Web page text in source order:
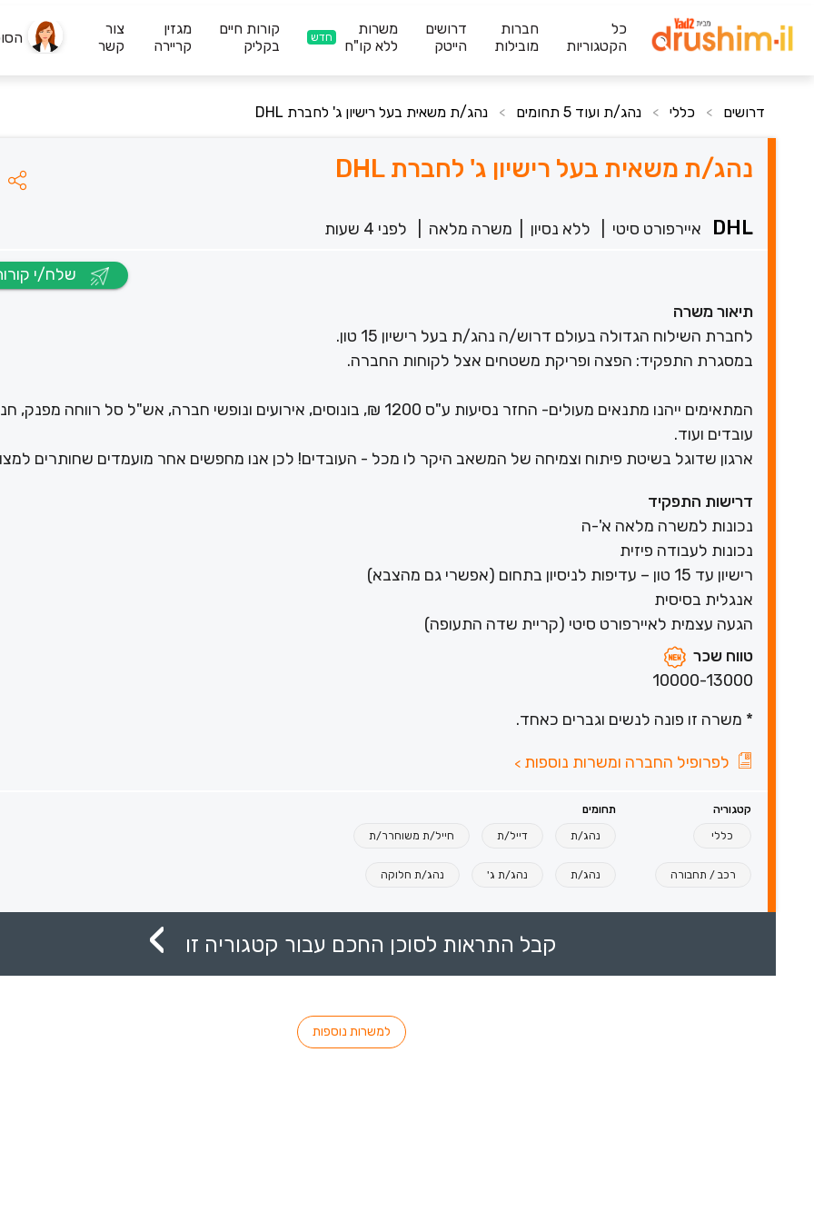
כל
הקטגוריות
חברות
מובילות
דרושים
הייטק
משרות
ללא קו"ח
חדש
קורות חיים
בקליק
מגזין
קריירה
צור
קשר
דרושים > כללי > נהג/ת ועוד 5 תחומים > נהג/ת משאית בעל רישיון ג' לחברת DHL
נהג/ת משאית בעל רישיון ג' לחברת DHL
DHL איירפורט סיטי ללא נסיון משרה מלאה לפני 4 שעות
תיאור משרה
לחברת השילוח הגדולה בעולם דרוש/ה נהג/ת בעל רישיון 15 טון.
במסגרת התפקיד: הפצה ופריקת משטחים אצל לקוחות החברה.
המתאימים ייהנו מתנאים מעולים- החזר נסיעות ע"ס 1200 ₪, בונוסים, אירועים ונופשי חברה, אש"ל סל רווחה מפנק,
עובדים ועוד.
ארגון שדוגל בשיטת פיתוח וצמיחה של המשאב היקר לו מכל - העובדים! לכן אנו מחפשים אחר מועמדים שחותרים
דרישות התפקיד
נכונות למשרה מלאה א'-ה
נכונות לעבודה פיזית
רישיון עד 15 טון – עדיפות לניסיון בתחום (אפשרי גם מהצבא)
אנגלית בסיסית
הגעה עצמית לאיירפורט סיטי (קריית שדה התעופה)
טווח שכר
10000-13000
* משרה זו פונה לנשים וגברים כאחד.
לפרופיל החברה ומשרות נוספות >
קטגוריה תחומים
כללי נהג/ת דייל/ת חייל/ת משוחרר/ת
רכב / תחבורה נהג/ת נהג/ת ג' נהג/ת חלוקה
קבל התראות לסוכן החכם עבור קטגוריה זו
למשרות נוספות